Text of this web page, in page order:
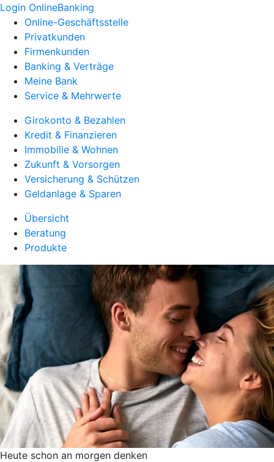
Login OnlineBanking
Online-Geschäftsstelle
Privatkunden
Firmenkunden
Banking & Verträge
Meine Bank
Service & Mehrwerte
Girokonto & Bezahlen
Kredit & Finanzieren
Immobilie & Wohnen
Zukunft & Vorsorgen
Versicherung & Schützen
Geldanlage & Sparen
Übersicht
Beratung
Produkte
Heute schon an morgen denken